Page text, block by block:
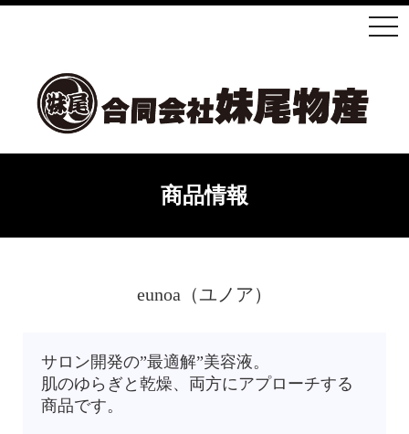
商品情報
eunoa（ユノア）
サロン開発の”最適解”美容液。
肌のゆらぎと乾燥、両方にアプローチする
商品です。